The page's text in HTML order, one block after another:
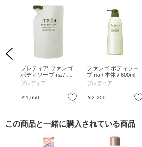
Previous
お気に入り
プレディア ファンゴ
ボディソープ na / 詰
替え / 500ML
プレディア
￥1,650 お気に入り
ファンゴ ボディソー
プ na / 本体 / 600ml
プレディア
￥2,200
この商品と一緒に購入されている商品